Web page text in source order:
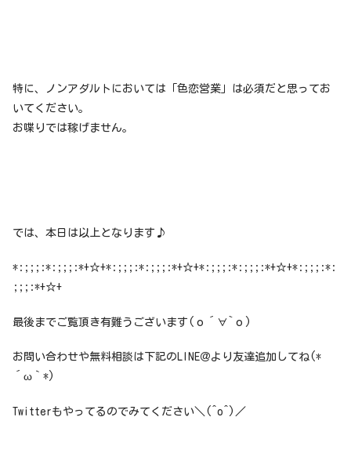
特に、ノンアダルトにおいては「色恋営業」は必須だと思ってお
いてください。
お喋りでは稼げません。
では、本日は以上となります♪
*:;;;:*:;;;:*+☆+*:;;;:*:;;;:*+☆+*:;;;:*:;;;:*+☆+*:;;;:*:
;;;:*+☆+
最後までご覧頂き有難うございます(о´∀`о)
お問い合わせや無料相談は下記のLINE＠より友達追加してね(*
´ω｀*)
Twitterもやってるのでみてください＼(^o^)／